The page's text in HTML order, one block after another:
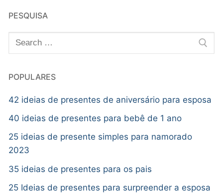
PESQUISA
POPULARES
42 ideias de presentes de aniversário para esposa
40 ideias de presentes para bebê de 1 ano
25 ideias de presente simples para namorado
2023
35 ideias de presentes para os pais
25 Ideias de presentes para surpreender a esposa